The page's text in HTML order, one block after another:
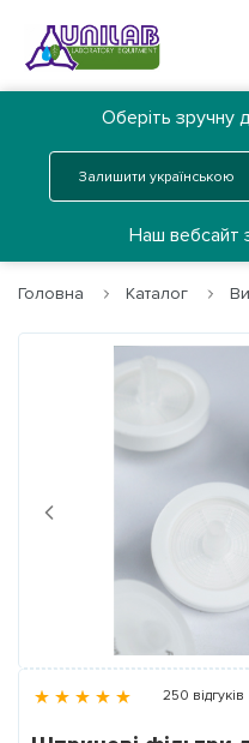
Про нас
Партнери
Контакти
Головна Каталог
Previous
250 відгуків
Оберіть зручну
Залишити українською
Наш вебсайт